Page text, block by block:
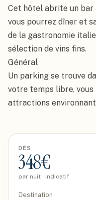
Cet hôtel abrite un bar
vous pourrez dîner et
de la gastronomie
sélection de vins fins.
Général
Un parking se trouve
votre temps libre,
attractions
DÈS
348€
par nuit · indicatif
Destination